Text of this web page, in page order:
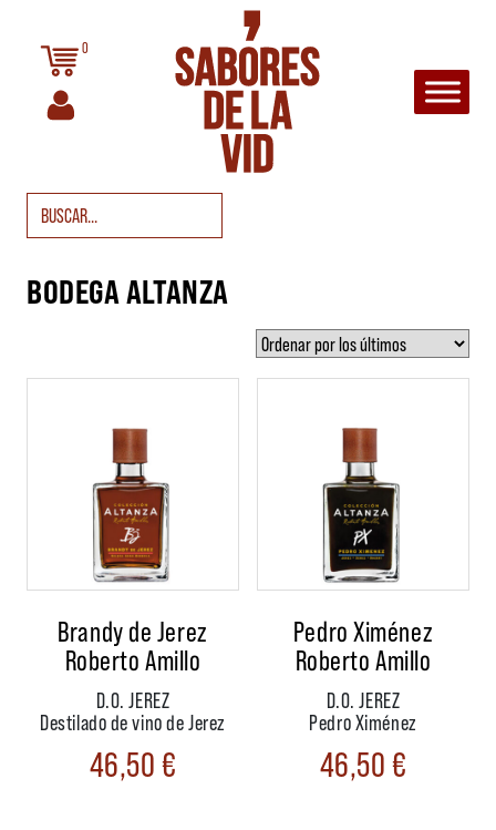
0
Buscar:
BODEGA ALTANZA
Brandy de Jerez
Roberto Amillo
D.O. JEREZ
Destilado de vino de Jerez
46,50€
Pedro Ximénez
Roberto Amillo
D.O. JEREZ
Pedro Ximénez
46,50€